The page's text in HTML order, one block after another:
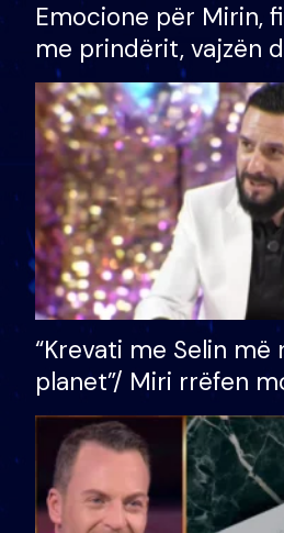
Emocione për Mirin,
me prindërit, vajzën
bashkëshorten:
divorci apo jo?
“Krevati me Selin
planet”/ Miri rrëfen
bukura në shtëpinë e
mungojë zilja e